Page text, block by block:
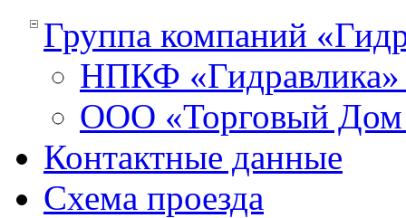
Группа компаний
НПКФ
ООО «Торговый Дом
Контактные данные
Схема проезда